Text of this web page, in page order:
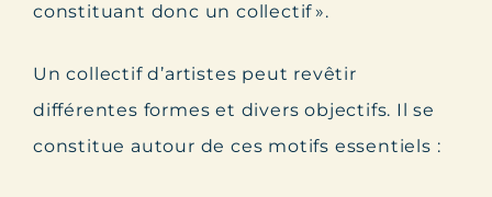
constituant donc un collectif ».
Un collectif d’artistes peut revêtir
différentes formes et divers objectifs. Il se
constitue autour de ces motifs essentiels :